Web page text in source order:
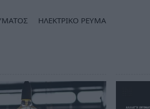
ΗΛΕΚΤΡΙΚΟ ΡΕΥΜΑ